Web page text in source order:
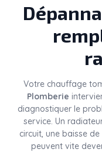
Votre chauffage
Plomberie
diagnostiquer le
service. Un
circuit, une baisse
peuvent vite